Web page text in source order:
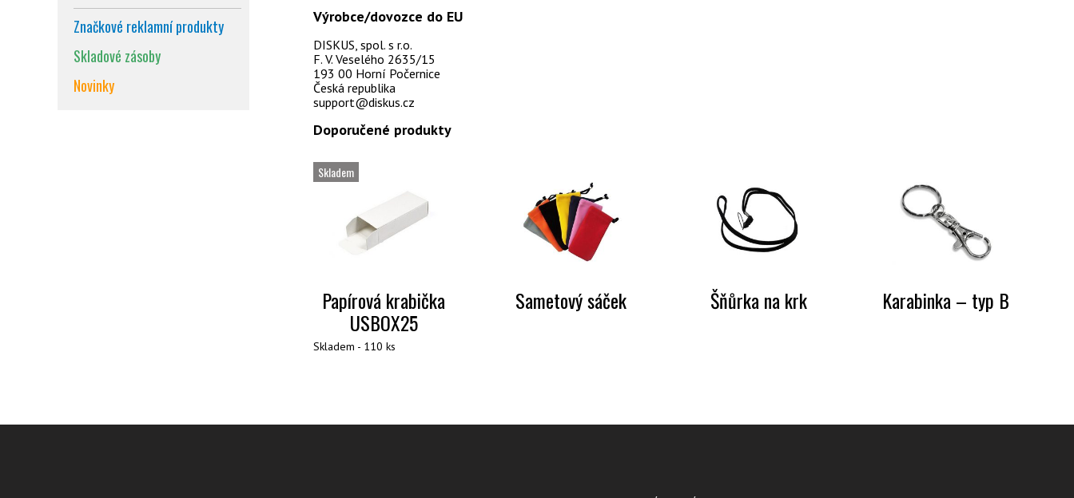
Výrobce/dovozce do EU
DISKUS, spol. s r.o.
F. V. Veselého 2635/15
193 00 Horní Počernice
Česká republika
support@diskus.cz
Doporučené produkty
Skladem
Papírová krabička
USBOX25
Skladem - 110 ks
Sametový sáček Šňůrka na krk Karabinka – typ B
Značkové reklamní produkty
Skladové zásoby
Novinky